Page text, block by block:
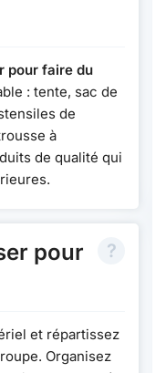
pour faire du
: tente, sac de
de
à
de qualité qui
pour
et répartissez
Organisez